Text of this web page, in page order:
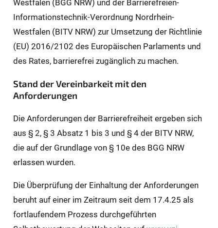
Westfalen (BGG NRW) und der Barrierefreien-
Informationstechnik-Verordnung Nordrhein-
Westfalen (BITV NRW) zur Umsetzung der Richtlinie
(EU) 2016/2102 des Europäischen Parlaments und
des Rates, barrierefrei zugänglich zu machen.
Stand der Vereinbarkeit mit den
Anforderungen
Die Anforderungen der Barrierefreiheit ergeben sich
aus § 2, § 3 Absatz 1 bis 3 und § 4 der BITV NRW,
die auf der Grundlage von § 10e des BGG NRW
erlassen wurden.
Die Überprüfung der Einhaltung der Anforderungen
beruht auf einer im Zeitraum seit dem 17.4.25 als
fortlaufendem Prozess durchgeführten